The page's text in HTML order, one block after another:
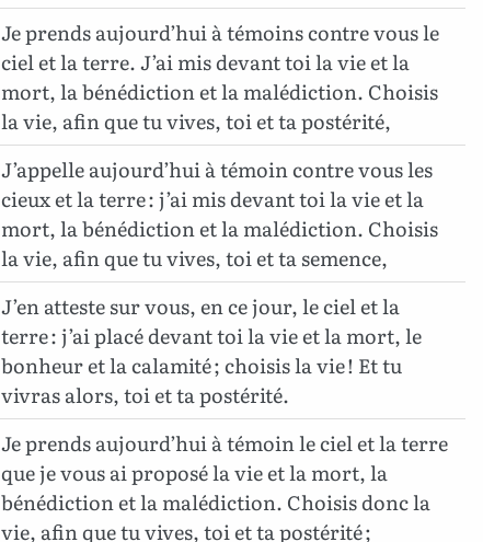
Je prends aujourd’hui à témoins contre vous le
ciel et la terre. J’ai mis devant toi la vie et la
mort, la bénédiction et la malédiction. Choisis
la vie, afin que tu vives, toi et ta postérité,
J’appelle aujourd’hui à témoin contre vous les
cieux et la terre : j’ai mis devant toi la vie et la
mort, la bénédiction et la malédiction. Choisis
la vie, afin que tu vives, toi et ta semence,
J’en atteste sur vous, en ce jour, le ciel et la
terre : j’ai placé devant toi la vie et la mort, le
bonheur et la calamité ; choisis la vie ! Et tu
vivras alors, toi et ta postérité.
Je prends aujourd’hui à témoin le ciel et la terre
que je vous ai proposé la vie et la mort, la
bénédiction et la malédiction. Choisis donc la
vie, afin que tu vives, toi et ta postérité ;